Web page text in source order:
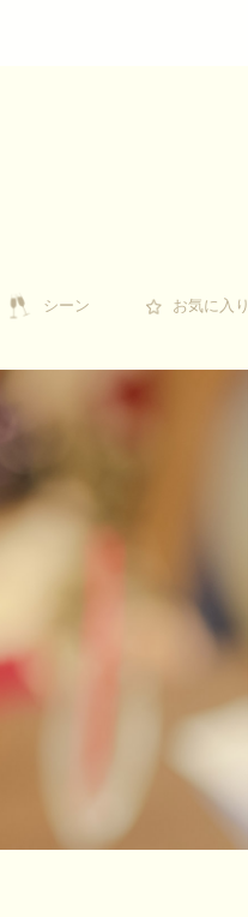
シーン
シーン お気に入り
お気に入り